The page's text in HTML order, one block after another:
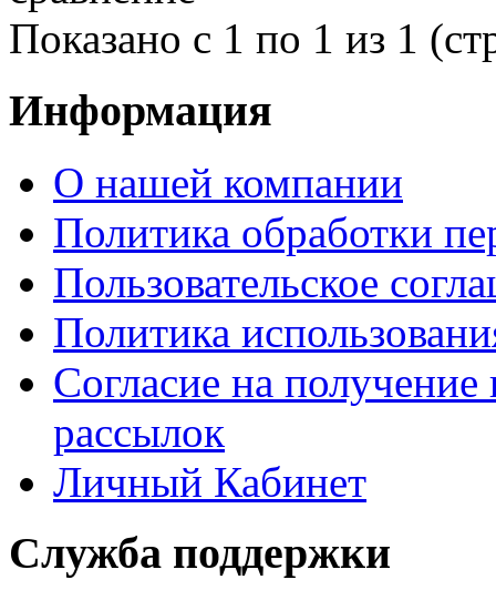
Показано с 1 по 1 из 1
Информация
О нашей компании
Политика обработки
Пользовательское
Политика
Согласие на
рассылок
Личный Кабинет
Служба поддержки